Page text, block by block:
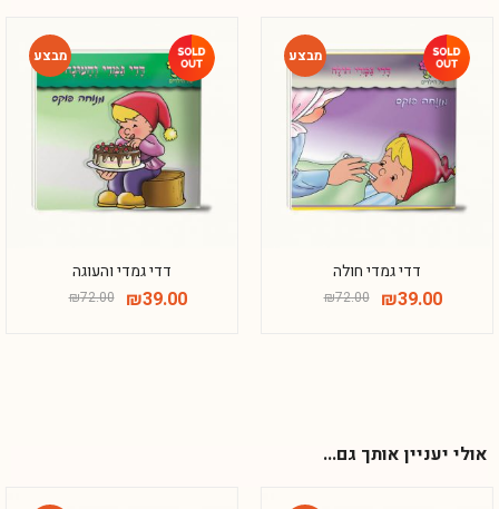
-46%
דדי גמדי והעוגה
₪72.00 ₪39.00
-46%
דדי גמדי חולה
₪72.00 ₪39.00
אולי יעניין אותך גם...